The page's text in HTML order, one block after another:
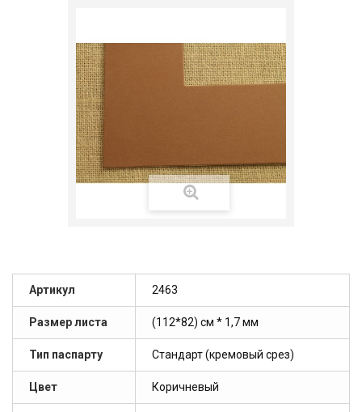
Артикул 2463
Размер листа (112*82) см * 1,7 мм
Тип паспарту Стандарт (кремовый срез)
Цвет Коричневый